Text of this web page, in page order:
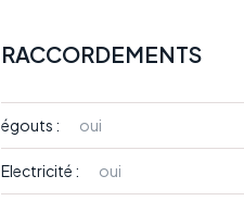
RACCORDEMENTS
égouts : oui
Electricité : oui